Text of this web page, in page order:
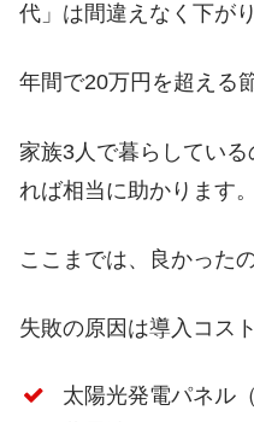
代」は間違えなく下が
年間で20万円を超える
家族3人で暮らしてい
れば相当に助かります。
ここまでは、良かった
失敗の原因は導入コス
太陽光発電パネル